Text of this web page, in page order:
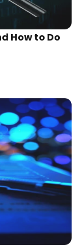
How to Do
Projects